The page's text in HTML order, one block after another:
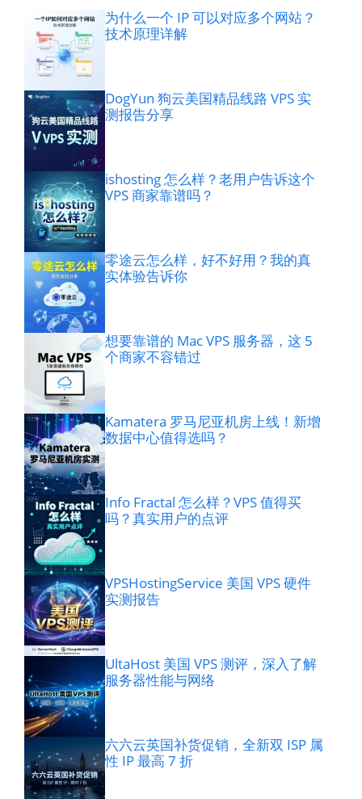
为什么一个 IP 可以对应多个网站？
技术原理详解
DogYun 狗云美国精品线路 VPS 实
测报告分享
ishosting 怎么样？老用户告诉这个
VPS 商家靠谱吗？
零途云怎么样，好不好用？我的真
实体验告诉你
想要靠谱的 Mac VPS 服务器，这 5
个商家不容错过
Kamatera 罗马尼亚机房上线！新增
数据中心值得选吗？
Info Fractal 怎么样？VPS 值得买
吗？真实用户的点评
VPSHostingService 美国 VPS 硬件
实测报告
UltaHost 美国 VPS 测评，深入了解
服务器性能与网络
六六云英国补货促销，全新双 ISP 属
性 IP 最高 7 折